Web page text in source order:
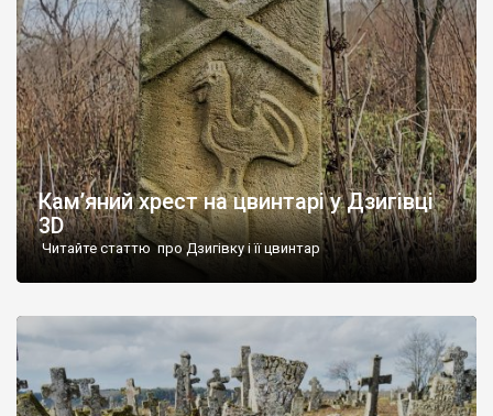
палацу виїхала лікарня – ми точно не […]
Кам’яний хрест на цвинтарі у Дзигівці
3D
Читайте статтю про Дзигівку і її цвинтар